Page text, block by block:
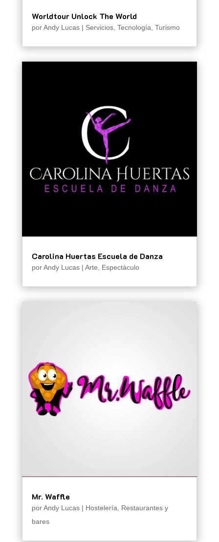
Worldtour Unlock The World
porAndy Lucas| Servicios, Tecnología Turismo
Carolina Huertas Escuela de Danza
porAndy Lucas| Arte Espectáculo
Mr. Waffle
porAndy Lucas| Hostelería
Restaurantes y
bares